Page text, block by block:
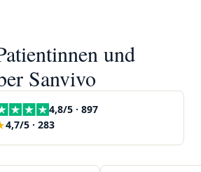
und
Sanvivo
4,8/5 · 897
4,7/5 · 283